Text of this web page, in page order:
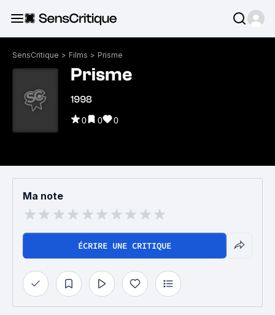
SensCritique > Films > Prisme
Prisme
1998
0 0 0
Ma note
ÉCRIRE UNE CRITIQUE